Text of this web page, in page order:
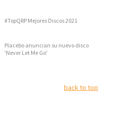
#TopQRP Mejores Discos 2021
Placebo anuncian su nuevo disco
'Never Let Me Go'
back to top